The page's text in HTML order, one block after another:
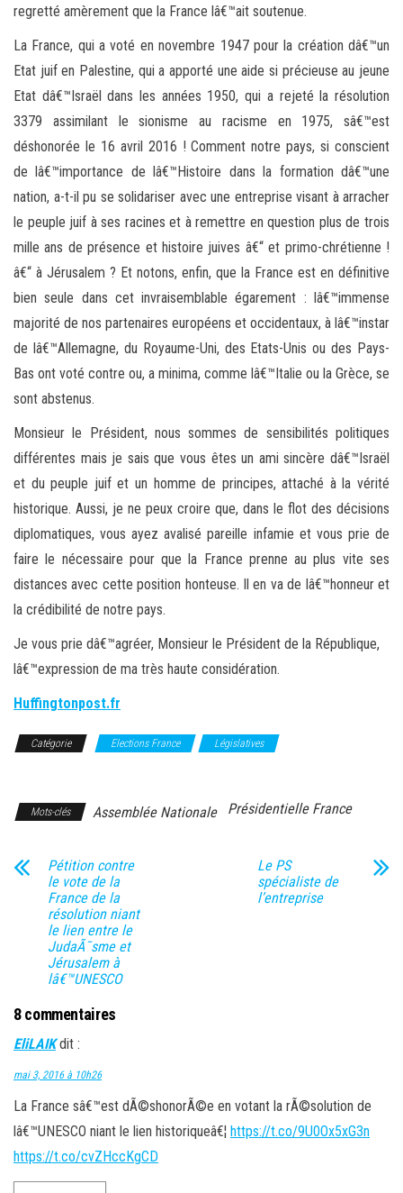
regretté amèrement que la France lâ€™ait soutenue.
La France, qui a voté en novembre 1947 pour la création dâ€™un
Etat juif en Palestine, qui a apporté une aide si précieuse au jeune
Etat dâ€™Israël dans les années 1950, qui a rejeté la résolution
3379 assimilant le sionisme au racisme en 1975, sâ€™est
déshonorée le 16 avril 2016 ! Comment notre pays, si conscient
de lâ€™importance de lâ€™Histoire dans la formation dâ€™une
nation, a-t-il pu se solidariser avec une entreprise visant à arracher
le peuple juif à ses racines et à remettre en question plus de trois
mille ans de présence et histoire juives â€“ et primo-chrétienne !
â€“ à Jérusalem ? Et notons, enfin, que la France est en définitive
bien seule dans cet invraisemblable égarement : lâ€™immense
majorité de nos partenaires européens et occidentaux, à lâ€™instar
de lâ€™Allemagne, du Royaume-Uni, des Etats-Unis ou des Pays-
Bas ont voté contre ou, a minima, comme lâ€™Italie ou la Grèce, se
sont abstenus.
Monsieur le Président, nous sommes de sensibilités politiques
différentes mais je sais que vous êtes un ami sincère dâ€™Israël
et du peuple juif et un homme de principes, attaché à la vérité
historique. Aussi, je ne peux croire que, dans le flot des décisions
diplomatiques, vous ayez avalisé pareille infamie et vous prie de
faire le nécessaire pour que la France prenne au plus vite ses
distances avec cette position honteuse. Il en va de lâ€™honneur et
la crédibilité de notre pays.
Je vous prie dâ€™agréer, Monsieur le Président de la République,
lâ€™expression de ma très haute considération.
Huffingtonpost.fr
Catégorie Elections France Législatives
Mots-clés Assemblée Nationale Présidentielle France
Pétition contre
le vote de la
France de la
résolution niant
le lien entre le
JudaÃ¯sme et
Jérusalem à
lâ€™UNESCO
Le PS
spécialiste de
l’entreprise
8 commentaires
EliLAIK dit :
mai 3, 2016 à 10h26
La France sâ€™est dÃ©shonorÃ©e en votant la rÃ©solution de
lâ€™UNESCO niant le lien historiqueâ€¦ https://t.co/9U0Ox5xG3n
https://t.co/cvZHccKgCD